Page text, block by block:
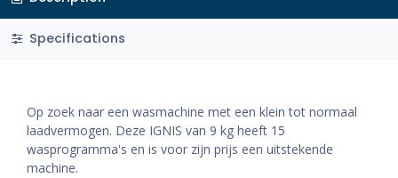
Specifications
Op zoek naar een wasmachine met een klein tot normaal
laadvermogen. Deze IGNIS van 9 kg heeft 15
wasprogramma's en is voor zijn prijs een uitstekende
machine.